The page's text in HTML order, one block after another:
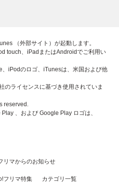
（外部サイト）が起動します。
touch、iPadまたはAndroidでご利用い
、iPodのロゴ、iTunesは、米国および他
のライセンスに基づき使用されていま
reserved.
、および Google Play ロゴは、
リマからのお知らせ
フリマ特集 カテゴリ一覧